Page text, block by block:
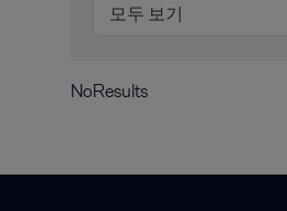
모두 보기
NoResults